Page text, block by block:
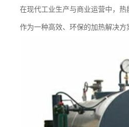
在现代工业生产与商业运营中，热
作为一种高效、环保的加热解决